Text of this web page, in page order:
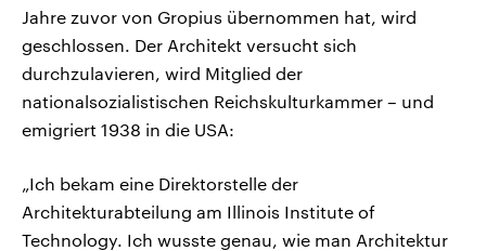
Jahre zuvor von Gropius übernommen hat, wird
geschlossen. Der Architekt versucht sich
durchzulavieren, wird Mitglied der
nationalsozialistischen Reichskulturkammer – und
emigriert 1938 in die USA:
„Ich bekam eine Direktorstelle der
Architekturabteilung am Illinois Institute of
Technology. Ich wusste genau, wie man Architektur